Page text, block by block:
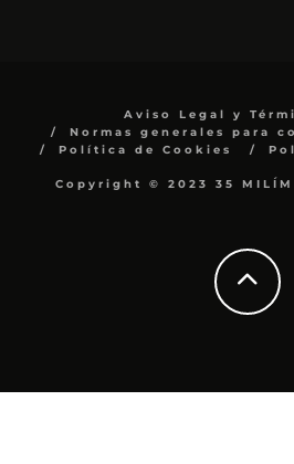
Aviso Legal y
Normas generales para
Política de Cookies
Copyright © 2023 35